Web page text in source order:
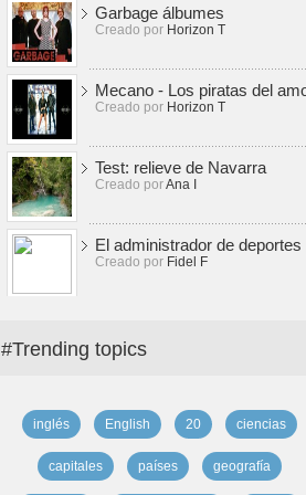
Garbage álbumes
Creado por Horizon T
Mecano - Los piratas del
Creado por Horizon T
Test: relieve de Navarra
Creado porAna I
El administrador de deportes
Creado por Fidel F
#Trending topics
inglés English 20 ciencias
capitales países geografía